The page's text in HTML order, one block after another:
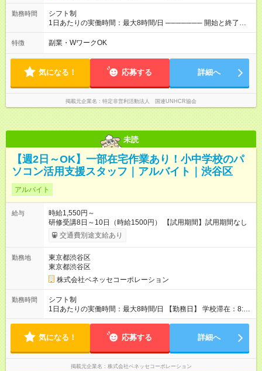
算した目安金額です ◇時間外手当 ◇通勤手当 ◇健康管理補助 ◇
インフルエンザ予防接種補助 ◇成果給（個人業績／月毎）​ ◇チ
ームボーナス（チーム業績／月毎） ◇チャレンジ昇給制度 ◇年
さ：1ヶ月 雇用形態、給与は本採用時と同じです。 初回は1か月
契約でトライアル期間（給与・待遇に差異なし）
勤務時間
シフト制
1日あたりの実働時間：最大8時間/日 ─────── 開始と終了時
間 ─────── 8:00～21:00の中でシフト制 ※実働8時間（休憩
60分） ※活動場所により開始・終了時間は変動 ─────── 選
や月水金日、火水金土日など フルタイムで取り組みたい方も、
Ｗワーク希望の方も歓迎◎
特徴 副業・WワークOK
気になる！ 応募する 詳細へ
掲載元企業名 特定非営利活動法人 国連UNHCR協会
未読
【週2日～OK】一部在宅作業あり！小中学校のパ
ソコン活用支援スタッフ｜アルバイト｜渋谷区
アルバイト
給与
時給1,550円～
研修受講8日～10日（時給1500円） 【試用期間】試用期間なし
交通費別途支給あり
勤務地
東京都渋谷区
東京都渋谷区
株式会社ベネッセコーポレーション
勤務時間
シフト制
1日あたりの実働時間：最大8時間/日 【勤務日】 学校滞在：8:30
～17:30の間の実働7時間(うち休憩１時間) ＋ 在宅での事務作業1
成等1時間) ※勤務時間が8:30～の場合、朝8時半から学校で就業
OK！
気になる！ 応募する 詳細へ
掲載元企業名 株式会社ベネッセコーポレーション